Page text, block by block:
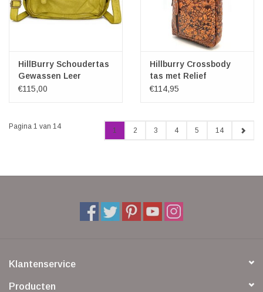
HillBurry Schoudertas
Gewassen Leer
Limegroen
€115,00
Hillburry Crossbody
tas met Relief
Bladeren tan
€114,95
Pagina 1 van 14 1 2 3 4 5 14
Klantenservice
Producten